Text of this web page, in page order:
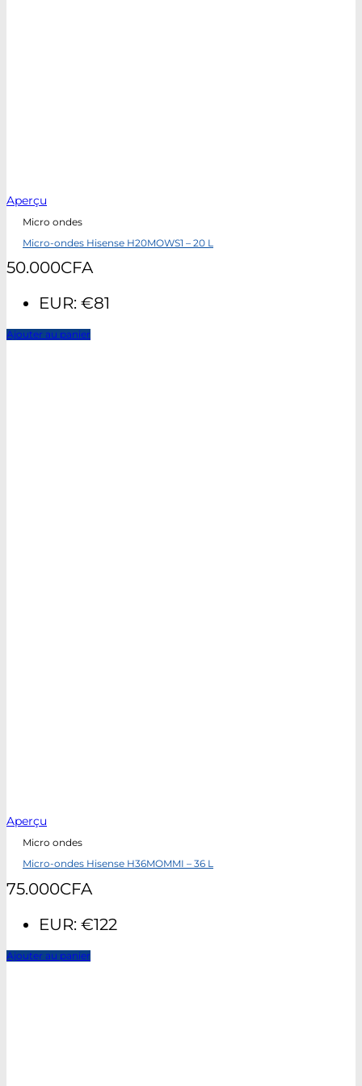
Aperçu
Micro ondes
Micro-ondes Hisense H20MOWS1 – 20 L
50.000CFA
EUR: €81
Ajouter au panier
Aperçu
Micro ondes
Micro-ondes Hisense H36MOMMI – 36 L
75.000CFA
EUR: €122
Ajouter au panier